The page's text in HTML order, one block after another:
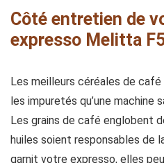
Côté entretien de
expresso Melitta
Les meilleurs céréales de
les impuretés qu’une machine
Les grains de café englobent
huiles soient responsables de
garnit votre expresso, elles